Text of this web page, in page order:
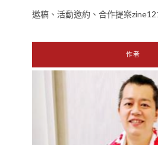
邀稿、活動邀約、合作提案
作者